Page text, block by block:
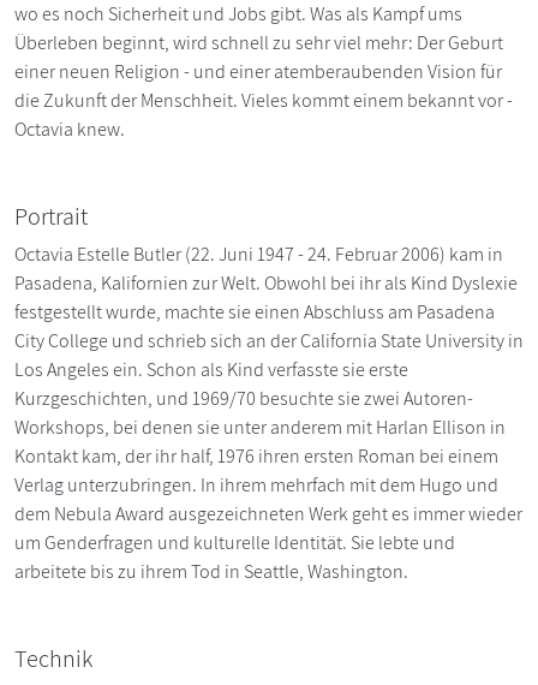
wo es noch Sicherheit und Jobs gibt. Was als Kampf ums
Überleben beginnt, wird schnell zu sehr viel mehr: Der Geburt
einer neuen Religion - und einer atemberaubenden Vision für
die Zukunft der Menschheit. Vieles kommt einem bekannt vor -
Octavia knew.
Portrait
Octavia Estelle Butler (22. Juni 1947 - 24. Februar 2006) kam in
Pasadena, Kalifornien zur Welt. Obwohl bei ihr als Kind Dyslexie
festgestellt wurde, machte sie einen Abschluss am Pasadena
City College und schrieb sich an der California State University in
Los Angeles ein. Schon als Kind verfasste sie erste
Kurzgeschichten, und 1969/70 besuchte sie zwei Autoren-
Workshops, bei denen sie unter anderem mit Harlan Ellison in
Kontakt kam, der ihr half, 1976 ihren ersten Roman bei einem
Verlag unterzubringen. In ihrem mehrfach mit dem Hugo und
dem Nebula Award ausgezeichneten Werk geht es immer wieder
um Genderfragen und kulturelle Identität. Sie lebte und
arbeitete bis zu ihrem Tod in Seattle, Washington.
Technik